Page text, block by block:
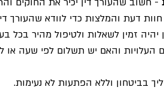
דעת והמלצות כדי לוודא שהעורך
זמין לשאלות ולטיפול מהיר בכל
והאם יש תשלום לפי שעה או
בביטחון וללא הפתעות לא נעימות.